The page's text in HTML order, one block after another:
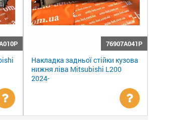
Уточнити
76907A041P
Накладка задньої стійки кузова
нижня ліва Mitsubishi L200
2024-